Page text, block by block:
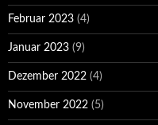
Februar 2023 (4)
Januar 2023 (9)
Dezember 2022 (4)
November 2022 (5)